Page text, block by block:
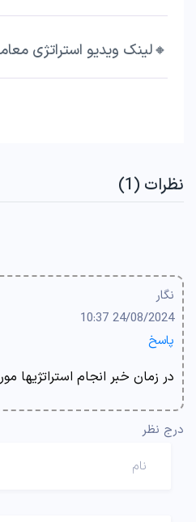
🔸لینک ویدیو استراتژی
نظرات (1)
نگار
24/08/2024 10:37
پاسخ
در زمان خبر انجام استراتژیها
درج نظر